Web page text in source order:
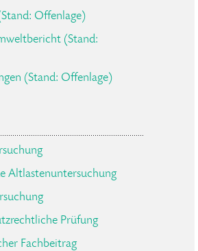
Offenlage)
(Stand:
(Stand: Offenlage)
Altlastenuntersuchung
Prüfung
Fachbeitrag